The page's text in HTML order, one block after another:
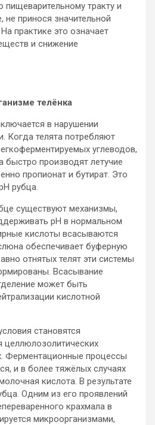
тракту и
не принося значительной
практике это означает
и снижение
телёнка
в нарушении
Когда телята потребляют
углеводов,
быстро производят летучие
пропионат и бутират. Это
рубца.
существуют механизмы,
pH в нормальном
кислоты всасываются
обеспечивает буферную
отнятых телят эти системы
Всасывание
может быть
кислотной
становятся
целлюлозолитических
Ферментационные процессы
и в более тяжёлых случаях
кислота. В результате
Одним из его проявлений
крахмала в
микроорганизмами,